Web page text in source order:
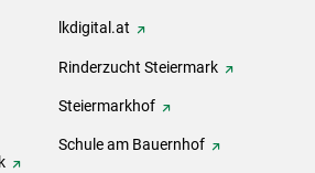
lkdigital.at
Rinderzucht Steiermark
Steiermarkhof
Schule am Bauernhof